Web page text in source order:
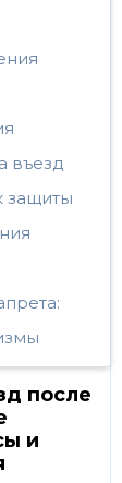
въезд
защиты
после
и